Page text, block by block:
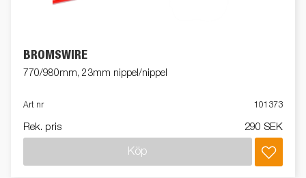
BROMSWIRE
770/980mm, 23mm nippel/nippel
Art nr 101373
Rek. pris 290 SEK
Köp